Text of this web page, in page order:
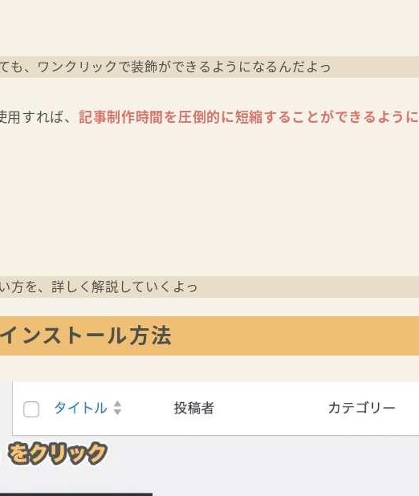
も、ワンクリックで装飾ができるようになるんだよっ
すれば、 記事制作時間を圧倒的に短縮することができる ように
方を、詳しく解説していくよっ
ンストール方法